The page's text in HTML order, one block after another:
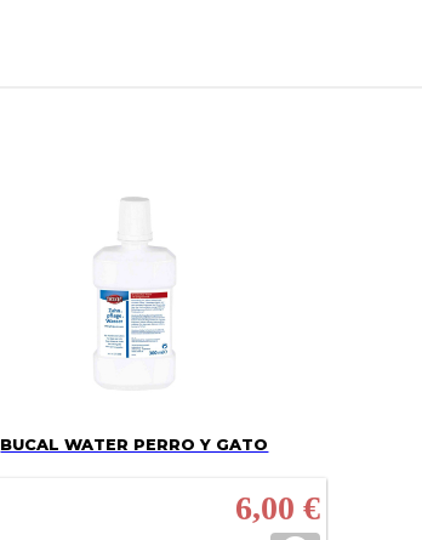
BUCAL WATER PERRO Y GATO
6,00 €